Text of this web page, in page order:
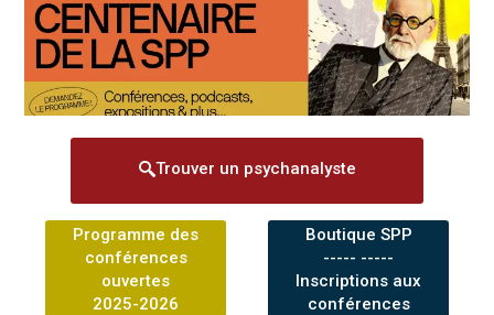
Trouver un psychanalyste
Programme des
conférences
ouvertes
2025-2026
Boutique SPP
----- -----
Inscriptions aux
conférences